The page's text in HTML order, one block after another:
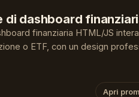
di dashboard
finanziaria HTML/JS
o ETF, con un design
Apri